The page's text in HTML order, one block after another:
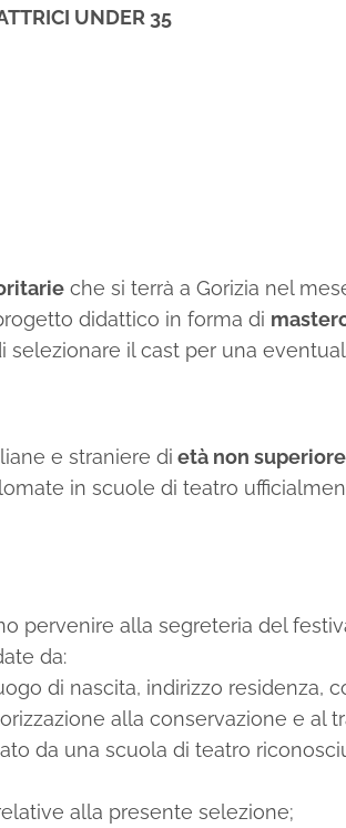
UNDER 35
che si terrà a Gorizia nel
didattico in forma di
il cast per una
e straniere di età non
in scuole di teatro
pervenire alla segreteria del
da:
di nascita, indirizzo residenza,
alla conservazione e al
da una scuola di teatro
alla presente selezione;